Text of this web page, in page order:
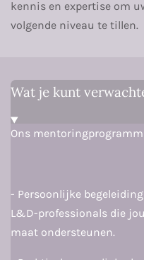
kennis en expertise om
volgende niveau te tillen.
Wat je kunt
Ons
- Persoonlijke
L&D-professionals die
maat ondersteunen.